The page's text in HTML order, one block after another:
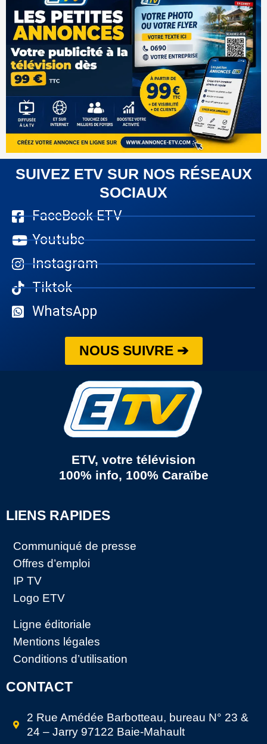
SUIVEZ ETV SUR NOS RÉSEAUX
SOCIAUX
FaceBook ETV
Youtube
Instagram
Tiktok
WhatsApp
NOUS SUIVRE ➔
ETV, votre télévision
100% info, 100% Caraïbe
LIENS RAPIDES
Communiqué de presse
Offres d’emploi
IP TV
Logo ETV
Ligne éditoriale
Mentions légales
Conditions d’utilisation
CONTACT
2 Rue Amédée Barbotteau, bureau N° 23 &
24 – Jarry 97122 Baie-Mahault